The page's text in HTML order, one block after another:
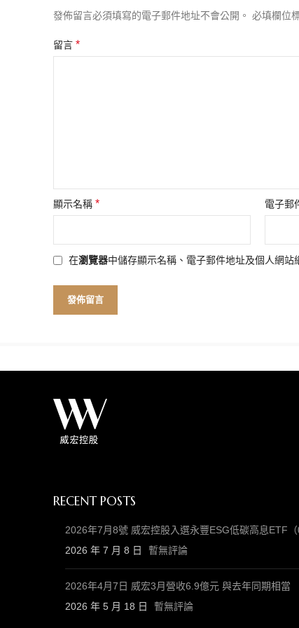
發佈留言必須填寫的電子郵件地址不會公開。 必填欄位
留言 *
顯示名稱 * 電子郵
在瀏覽器中儲存顯示名稱、電子郵件地址及個人網站
RECENT POSTS
2026年7月8號 威宏控股入選永豐ESG低碳高息ETF
2026 年 7 月 8 日
暫無評論
2026年4月7日 威宏3月營收6.9億元 與去年同期相當
2026 年 5 月 18 日
暫無評論